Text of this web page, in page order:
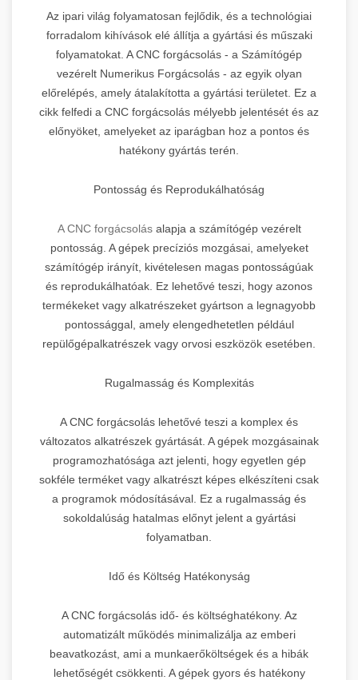
Az ipari világ folyamatosan fejlődik, és a technológiai
forradalom kihívások elé állítja a gyártási és műszaki
folyamatokat. A CNC forgácsolás - a Számítógép
vezérelt Numerikus Forgácsolás - az egyik olyan
előrelépés, amely átalakította a gyártási területet. Ez a
cikk felfedi a CNC forgácsolás mélyebb jelentését és az
előnyöket, amelyeket az iparágban hoz a pontos és
hatékony gyártás terén.
Pontosság és Reprodukálhatóság
A CNC forgácsolás alapja a számítógép vezérelt
pontosság. A gépek precíziós mozgásai, amelyeket
számítógép irányít, kivételesen magas pontosságúak
és reprodukálhatóak. Ez lehetővé teszi, hogy azonos
termékeket vagy alkatrészeket gyártson a legnagyobb
pontossággal, amely elengedhetetlen például
repülőgépalkatrészek vagy orvosi eszközök esetében.
Rugalmasság és Komplexitás
A CNC forgácsolás lehetővé teszi a komplex és
változatos alkatrészek gyártását. A gépek mozgásainak
programozhatósága azt jelenti, hogy egyetlen gép
sokféle terméket vagy alkatrészt képes elkészíteni csak
a programok módosításával. Ez a rugalmasság és
sokoldalúság hatalmas előnyt jelent a gyártási
folyamatban.
Idő és Költség Hatékonyság
A CNC forgácsolás idő- és költséghatékony. Az
automatizált működés minimalizálja az emberi
beavatkozást, ami a munkaerőköltségek és a hibák
lehetőségét csökkenti. A gépek gyors és hatékony